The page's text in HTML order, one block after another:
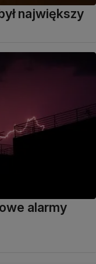
największy
alarmy